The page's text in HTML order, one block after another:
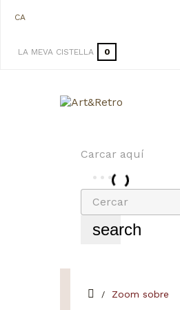
CA
LA MEVA CISTELLA 0
Carcar aquí
search
Zoom sobre